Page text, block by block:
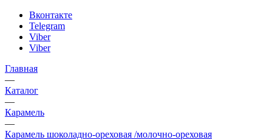
Вконтакте
Telegram
Viber
Viber
Главная
—
Каталог
—
Карамель
—
Карамель шоколадно-ореховая /молочно-ореховая